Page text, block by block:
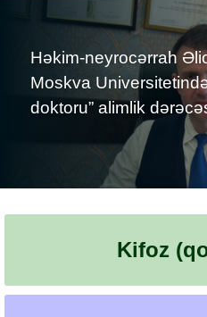
Həkim-neyrocərrah
Moskva
doktoru” alimlik
Kifoz